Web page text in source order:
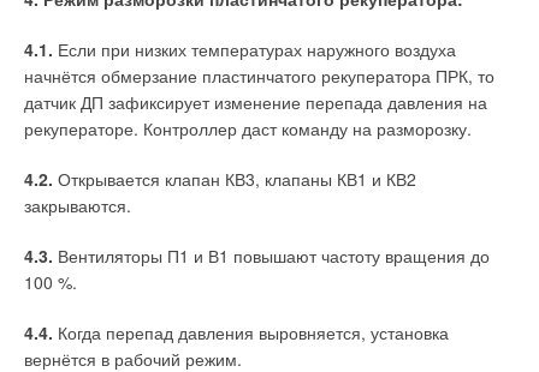
4.1. Если при низких температурах наружного воздуха
начнётся обмерзание пластинчатого рекуператора ПРК, то
датчик ДП зафиксирует изменение перепада давления на
рекуператоре. Контроллер даст команду на разморозку.
4.2. Открывается клапан КВ3, клапаны КВ1 и КВ2
закрываются.
4.3. Вентиляторы П1 и В1 повышают частоту вращения до
100 %.
4.4. Когда перепад давления выровняется, установка
вернётся в рабочий режим.